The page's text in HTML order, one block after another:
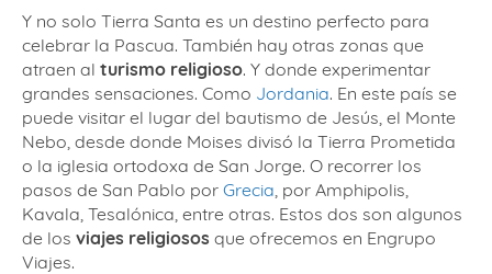
Y no solo Tierra Santa es un destino perfecto para
celebrar la Pascua. También hay otras zonas que
atraen al turismo religioso. Y donde experimentar
grandes sensaciones. Como Jordania. En este país se
puede visitar el lugar del bautismo de Jesús, el Monte
Nebo, desde donde Moises divisó la Tierra Prometida
o la iglesia ortodoxa de San Jorge. O recorrer los
pasos de San Pablo por Grecia , por Amphipolis,
Kavala, Tesalónica, entre otras. Estos dos son algunos
de los viajes religiosos que ofrecemos en Engrupo
Viajes.